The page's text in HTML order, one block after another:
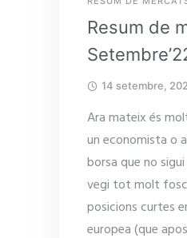
Resum de
14 setembre,
Ara mateix és
un economista o
borsa que no
vegi tot molt
posicions curtes
europea (que